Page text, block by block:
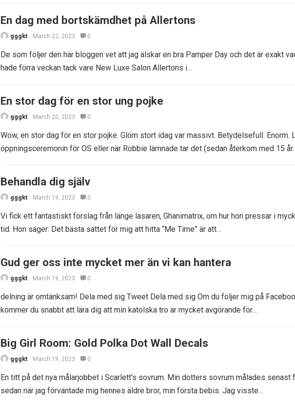
En dag med bortskämdhet på Allertons
gggkt March 22, 2023 0
De som följer den här bloggen vet att jag älskar en bra Pamper Day och det är exakt
hade förra veckan tack vare New Luxe Salon Allertons i…
En stor dag för en stor ung pojke
gggkt March 20, 2023 0
Wow, en stor dag för en stor pojke. Glöm stort idag var massivt. Betydelsefull. Enorm.
öppningsceremonin för OS eller när Robbie lämnade tar det (sedan återkom med 15
Behandla dig själv
gggkt March 19, 2023 0
Vi fick ett fantastiskt förslag från länge läsaren, Ghanimatrix, om hur hon pressar i
tid. Hon säger: Det bästa sättet för mig att hitta “Me Time” är att…
Gud ger oss inte mycket mer än vi kan hantera
gggkt March 19, 2023 0
delning är omtänksam! Dela med sig Tweet Dela med sig Om du följer mig på
kommer du snabbt att lära dig att min katolska tro är mycket avgörande för…
Big Girl Room: Gold Polka Dot Wall Decals
gggkt March 19, 2023 0
En titt på det nya målarjobbet i Scarlett’s sovrum. Min dotters sovrum målades senast
sedan när jag förväntade mig hennes äldre bror, min första bebis. Jag visste…